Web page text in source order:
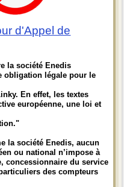
d'Appel de
la société Enedis
obligation légale pour le
En effet, les textes
européenne, une loi et
la société Enedis, aucun
ou national n’impose à
concessionnaire du service
des compteurs